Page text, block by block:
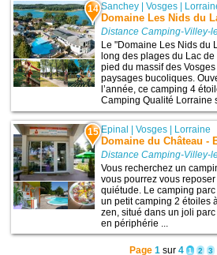
14 Sanchey |Vosges
Domaine Les Nids du
Distance Camping-Villey-
Le "Domaine Les Nids du
long des plages du Lac de
pied du massif des
paysages bucoliques.
l’année, ce camping 4
Camping Qualité Lorraine
15 Epinal |Vosges | Lorraine
Domaine du Château -
Distance Camping-Villey-
Vous recherchez un
vous pourrez vous reposer
quiétude. Le camping
un petit camping 2 étoiles
zen, situé dans un joli parc
en périphérie ...
Page 1sur 4 1 2 3